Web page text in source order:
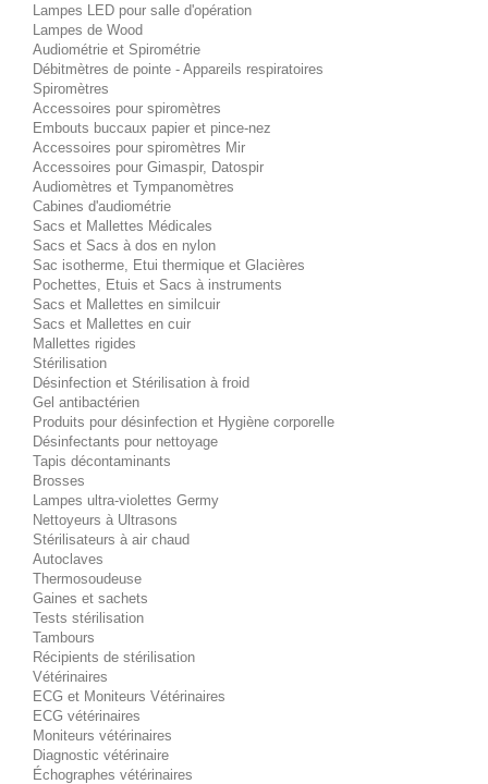
Lampes LED pour salle d'opération
Lampes de Wood
Audiométrie et Spirométrie
Débitmètres de pointe - Appareils respiratoires
Spiromètres
Accessoires pour spiromètres
Embouts buccaux papier et pince-nez
Accessoires pour spiromètres Mir
Accessoires pour Gimaspir, Datospir
Audiomètres et Tympanomètres
Cabines d'audiométrie
Sacs et Mallettes Médicales
Sacs et Sacs à dos en nylon
Sac isotherme, Etui thermique et Glacières
Pochettes, Etuis et Sacs à instruments
Sacs et Mallettes en similcuir
Sacs et Mallettes en cuir
Mallettes rigides
Stérilisation
Désinfection et Stérilisation à froid
Gel antibactérien
Produits pour désinfection et Hygiène corporelle
Désinfectants pour nettoyage
Tapis décontaminants
Brosses
Lampes ultra-violettes Germy
Nettoyeurs à Ultrasons
Stérilisateurs à air chaud
Autoclaves
Thermosoudeuse
Gaines et sachets
Tests stérilisation
Tambours
Récipients de stérilisation
Vétérinaires
ECG et Moniteurs Vétérinaires
ECG vétérinaires
Moniteurs vétérinaires
Diagnostic vétérinaire
Échographes vétérinaires